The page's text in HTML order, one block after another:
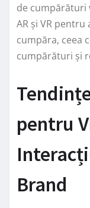
de cumpărături
AR și VR
cumpăra, ceea
cumpărături și
pentru
Brand